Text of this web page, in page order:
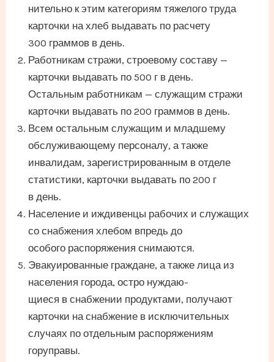
нительно к этим категориям тяжелого труда
карточки на хлеб выдавать по расчету
300 граммов в день.
Работникам стражи, строевому составу —
карточки выдавать по 500 г в день.
Остальным работникам — служащим стражи
карточки выдавать по 200 граммов в день.
Всем остальным служащим и младшему
обслуживающему персоналу, а также
инвалидам, зарегистрированным в отделе
статистики, карточки выдавать по 200 г
в день.
Население и иждивенцы рабочих и служащих
со снабжения хлебом впредь до
особого распоряжения снимаются.
Эвакуированные граждане, а также лица из
населения города, остро нуждаю-
щиеся в снабжении продуктами, получают
карточки на снабжение в исключительных
случаях по отдельным распоряжениям
горуправы.